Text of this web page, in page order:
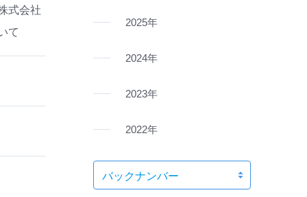
式会社
て
2025年
2024年
2023年
2022年